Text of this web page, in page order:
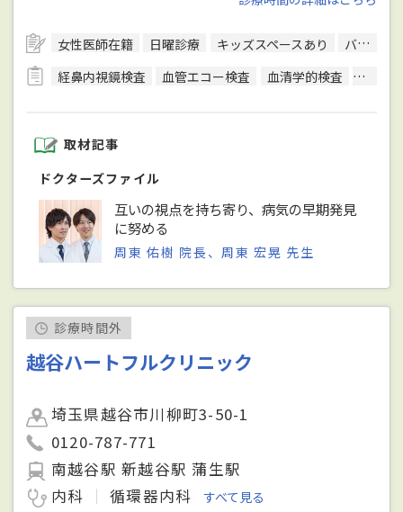
女性医師在籍 日曜診療 キッズスペースあり
バリアフリー対応
経鼻内視鏡検査
血管エコー検査 血清学的検査 呼吸機
取材記事
ドクターズファイル
互いの視点を持ち寄り、病気の早期発見
に努める
周東 佑樹 院長、周東 宏晃 先生
診療時間外
越谷ハートフルクリニック
埼玉県越谷市川柳町3-50-1
0120-787-771
南越谷駅 新越谷駅 蒲生駅
内科
循環器内科 すべて見る